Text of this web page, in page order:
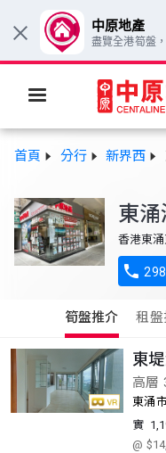
首頁 分行 新界西
東
香港東

筍盤推介 租
東
高層
東涌
實
@
× 中原地產
盡覽全港筍盤